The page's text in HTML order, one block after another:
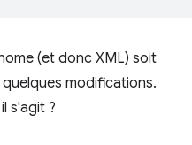
(et donc XML) soit
modifications.
s'agit ?